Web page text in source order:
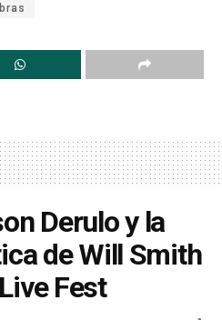
Derulo y la
de Will Smith
Fest